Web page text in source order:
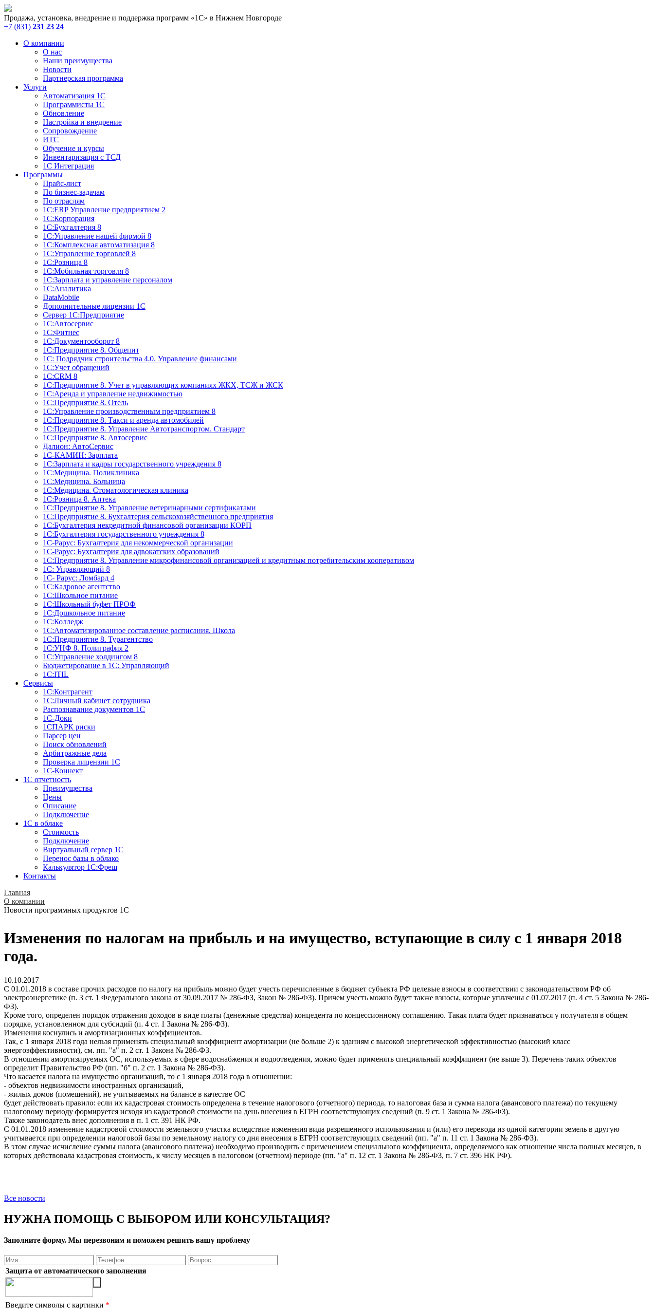
Продажа, установка, внедрение и поддержка программ «1С» в Нижнем Новгороде
+7 (831) 231 23 24
О компании
О нас
Наши преимущества
Новости
Партнерская программа
Услуги
Автоматизация 1С
Программисты 1С
Обновление
Настройка и внедрение
Сопровождение
ИТС
Обучение и курсы
Инвентаризация с ТСД
1С Интеграция
Программы
Прайс-лист
По бизнес-задачам
По отраслям
1C:ERP Управление предприятием 2
1С:Корпорация
1С:Бухгалтерия 8
1С:Управление нашей фирмой 8
1С:Комплексная автоматизация 8
1С:Управление торговлей 8
1С:Розница 8
1С:Мобильная торговля 8
1С:Зарплата и управление персоналом
1С:Аналитика
DataMobile
Дополнительные лицензии 1С
Сервер 1С:Предприятие
1С:Автосервис
1С:Фитнес
1С:Документооборот 8
1С:Предприятие 8. Общепит
1С: Подрядчик строительства 4.0. Управление финансами
1С:Учет обращений
1C:CRM 8
1С:Предприятие 8. Учет в управляющих компаниях ЖКХ, ТСЖ и ЖСК
1С:Аренда и управление недвижимостью
1С:Предприятие 8. Отель
1C:Управление производственным предприятием 8
1C:Предприятие 8. Такси и аренда автомобилей
1С:Предприятие 8. Управление Автотранспортом. Стандарт
1C:Предприятие 8. Автосервис
Далион: АвтоСервис
1С-КАМИН: Зарплата
1С:Зарплата и кадры государственного учреждения 8
1С:Медицина. Поликлиника
1С:Медицина. Больница
1С:Медицина. Стоматологическая клиника
1С:Розница 8. Аптека
1C:Предприятие 8. Управление ветеринарными сертификатами
1С:Предприятие 8. Бухгалтерия сельскохозяйственного предприятия
1C:Бухгалтерия некредитной финансовой организации КОРП
1С:Бухгалтерия государственного учреждения 8
1С-Рарус: Бухгалтерия для некоммерческой организации
1С-Рарус: Бухгалтерия для адвокатских образований
1С:Предприятие 8. Управление микрофинансовой организацией и кредитным потребительским кооперативом
1С: Управляющий 8
1С- Рарус: Ломбард 4
1С:Кадровое агентство
1С:Школьное питание
1С:Школьный буфет ПРОФ
1C:Дошкольное питание
1С:Колледж
1С:Автоматизированное составление расписания. Школа
1С:Предприятие 8. Турагентство
1С:УНФ 8. Полиграфия 2
1С:Управление холдингом 8
Бюджетирование в 1С: Управляющий
1С:ITIL
Сервисы
1C:Контрагент
1С:Личный кабинет сотрудника
Распознавание документов 1С
1С-Доки
1CПАРК риски
Парсер цен
Поиск обновлений
Арбитражные дела
Проверка лицензии 1С
1С-Коннект
1C отчетность
Преимущества
Цены
Описание
Подключение
1С в облаке
Стоимость
Подключение
Виртуальный сервер 1С
Перенос базы в облако
Калькулятор 1С:Фреш
Контакты
Главная
О компании
Новости программных продуктов 1С
Изменения по налогам на прибыль и на имущество, вступающие в силу с 1 января 2018
года.
10.10.2017
С 01.01.2018 в составе прочих расходов по налогу на прибыль можно будет учесть перечисленные в бюджет субъекта РФ целевые взносы в соответствии с законодательством РФ об
электроэнергетике (п. 3 ст. 1 Федерального закона от 30.09.2017 № 286-ФЗ, Закон № 286-ФЗ). Причем учесть можно будет также взносы, которые уплачены с 01.07.2017 (п. 4 ст. 5 Закона № 286-
ФЗ).
Кроме того, определен порядок отражения доходов в виде платы (денежные средства) концедента по концессионному соглашению. Такая плата будет признаваться у получателя в общем
порядке, установленном для субсидий (п. 4 ст. 1 Закона № 286-ФЗ).
Изменения коснулись и амортизационных коэффициентов.
Так, с 1 января 2018 года нельзя применять специальный коэффициент амортизации (не больше 2) к зданиям с высокой энергетической эффективностью (высокий класс
энергоэффективности), см. пп. "а" п. 2 ст. 1 Закона № 286-ФЗ.
В отношении амортизируемых ОС, используемых в сфере водоснабжения и водоотведения, можно будет применять специальный коэффициент (не выше 3). Перечень таких объектов
определит Правительство РФ (пп. "б" п. 2 ст. 1 Закона № 286-ФЗ).
Что касается налога на имущество организаций, то с 1 января 2018 года в отношении:
- объектов недвижимости иностранных организаций,
- жилых домов (помещений), не учитываемых на балансе в качестве ОС
будет действовать правило: если их кадастровая стоимость определена в течение налогового (отчетного) периода, то налоговая база и сумма налога (авансового платежа) по текущему
налоговому периоду формируется исходя из кадастровой стоимости на день внесения в ЕГРН соответствующих сведений (п. 9 ст. 1 Закона № 286-ФЗ).
Также законодатель внес дополнения в п. 1 ст. 391 НК РФ.
С 01.01.2018 изменение кадастровой стоимости земельного участка вследствие изменения вида разрешенного использования и (или) его перевода из одной категории земель в другую
учитывается при определении налоговой базы по земельному налогу со дня внесения в ЕГРН соответствующих сведений (пп. "а" п. 11 ст. 1 Закона № 286-ФЗ).
В этом случае исчисление суммы налога (авансового платежа) необходимо производить с применением специального коэффициента, определяемого как отношение числа полных месяцев, в
которых действовала кадастровая стоимость, к числу месяцев в налоговом (отчетном) периоде (пп. "а" п. 12 ст. 1 Закона № 286-ФЗ, п. 7 ст. 396 НК РФ).
Все новости
НУЖНА ПОМОЩЬ С ВЫБОРОМ ИЛИ КОНСУЛЬТАЦИЯ?
Заполните форму. Мы перезвоним и поможем решить вашу проблему
Защита от автоматического заполнения
Введите символы с картинки *